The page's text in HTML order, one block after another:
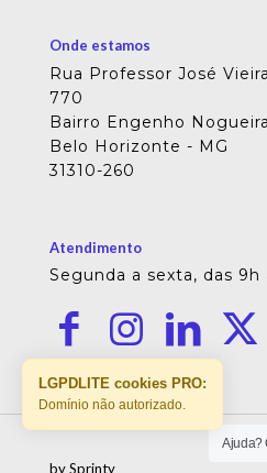
Onde estamos
Rua Professor José
770
Bairro Engenho Nogueira
Belo Horizonte - MG
31310-260
Atendimento
Segunda a sexta, das 9h
by Sprinty
Ajuda?
LGPDLITE cookies PRO:
Domínio não autorizado.